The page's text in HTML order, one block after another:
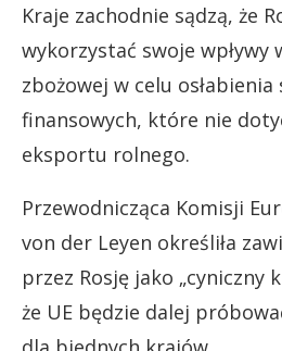
Kraje zachodnie sądzą, że
wykorzystać swoje wpływy
zbożowej w celu osłabienia
finansowych, które nie
eksportu rolnego.
Przewodnicząca Komisji
von der Leyen określiła
przez Rosję jako „cyniczny
że UE będzie dalej